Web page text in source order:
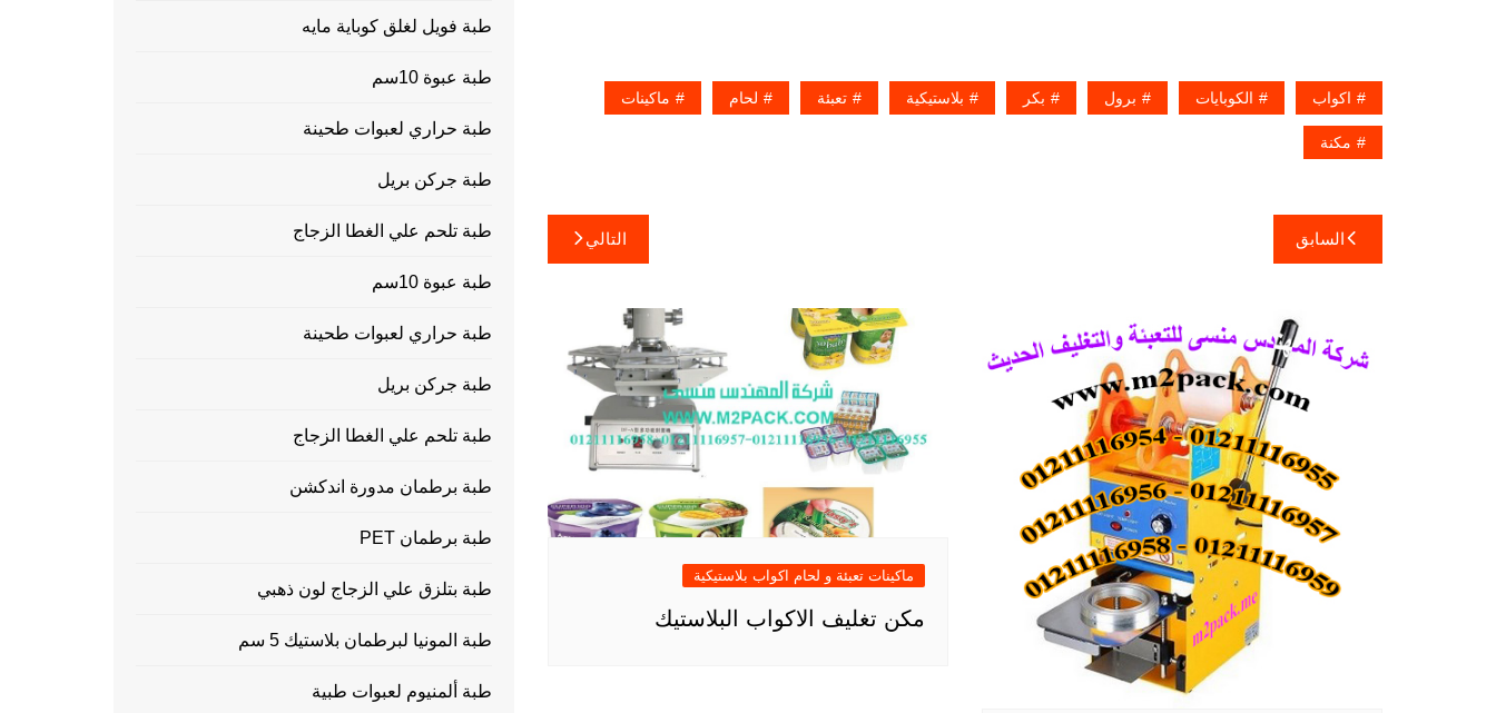
اكواب الكوبايات برول بكر بلاستيكية تعبئة لحام ماكينات
مكنة
تصفّح
المقالات
السابق التالي
ماكينات تعبئة و لحام اكواب بلاستيكية
مكن تغليف الاكواب البلاستيك
طبة فويل لغلق كوباية مايه
طبة عبوة 10سم
طبة حراري لعبوات طحينة
طبة جركن بريل
طبة تلحم علي الغطا الزجاج
طبة عبوة 10سم
طبة حراري لعبوات طحينة
طبة جركن بريل
طبة تلحم علي الغطا الزجاج
طبة برطمان مدورة اندكشن
طبة برطمان PET
طبة بتلزق علي الزجاج لون ذهبي
طبة المونيا لبرطمان بلاستيك 5 سم
طبة ألمنيوم لعبوات طبية